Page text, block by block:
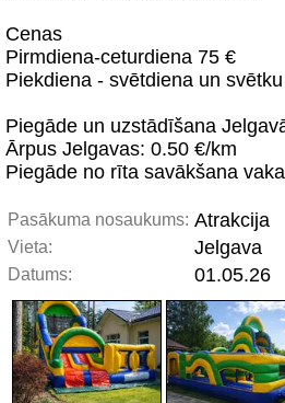
Cenas
Pirmdiena-ceturdiena 75 €
Piekdiena - svētdiena un
Piegāde un uzstādīšana
Ārpus Jelgavas: 0.50 €/km
Piegāde no rīta savākšana
Pasākuma nosaukums: Atrakcija
Vieta: Jelgava
Datums: 01.05.26